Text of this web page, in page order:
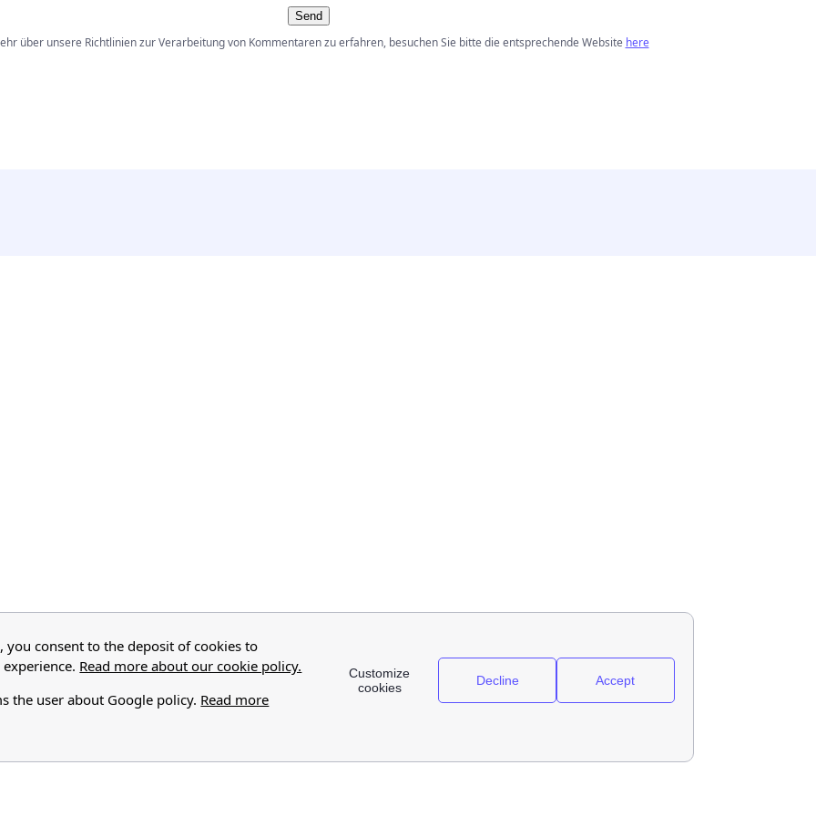
Send
über unsere Richtlinien zur Verarbeitung von Kommentaren zu erfahren, besuchen Sie bitte die entsprechende Website here